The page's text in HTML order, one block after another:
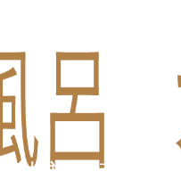
市駿河台